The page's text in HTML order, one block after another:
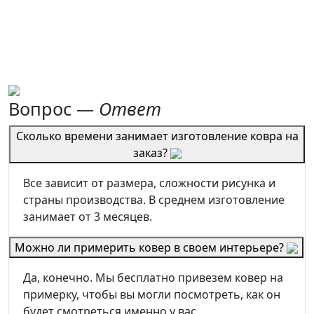
Вопрос — Ответ
Сколько времени занимает изготовление ковра на
заказ?
Все зависит от размера, сложности рисунка и
страны производства. В среднем изготовление
занимает от 3 месяцев.
Можно ли примерить ковер в своем интерьере?
Да, конечно. Мы бесплатно привезем ковер на
примерку, чтобы вы могли посмотреть, как он